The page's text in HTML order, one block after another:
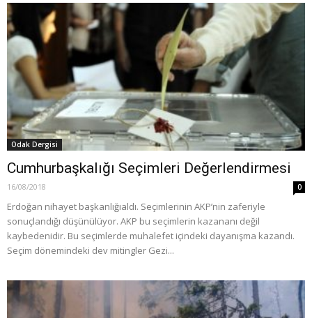
Odak Dergisi
Cumhurbaşkalığı Seçimleri Değerlendirmesi
16/08/2018 0
Erdoğan nihayet başkanlığıaldı. Seçimlerinin AKP’nin zaferiyle
sonuçlandığı düşünülüyor. AKP bu seçimlerin kazananı değil
kaybedenidir. Bu seçimlerde muhalefet içindeki dayanışma kazandı.
Seçim dönemindeki dev mitingler Gezi...